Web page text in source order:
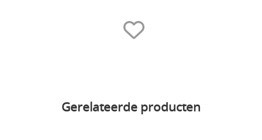
Gerelateerde producten